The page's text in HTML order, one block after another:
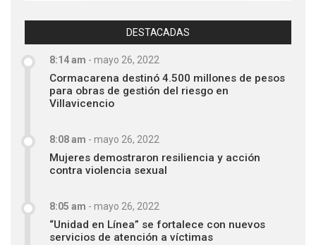
DESTACADAS
8:14 am - mayo 26, 2022
Cormacarena destinó 4.500 millones de pesos
para obras de gestión del riesgo en
Villavicencio
8:08 am - mayo 26, 2022
Mujeres demostraron resiliencia y acción
contra violencia sexual
8:05 am - mayo 26, 2022
“Unidad en Línea” se fortalece con nuevos
servicios de atención a víctimas